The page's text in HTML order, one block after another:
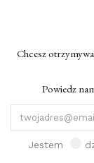
Chcesz
Powiedz
Jestem